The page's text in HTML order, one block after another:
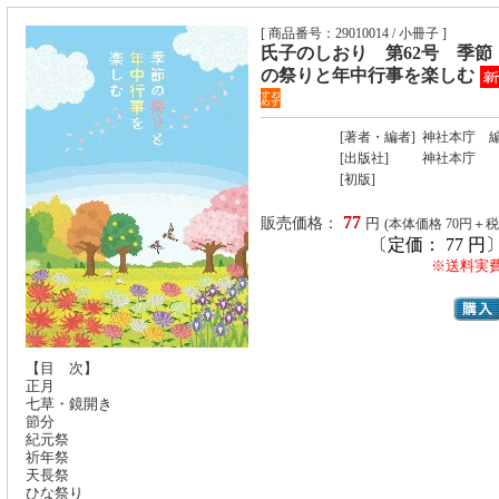
[ 商品番号：29010014 / 小冊子 ]
氏子のしおり 第62号 季節
の祭りと年中行事を楽しむ
[著者・編者] 神社本庁
[出版社]
神社本庁
[初版]
販売価格： 77 円 (本体価格 70円＋
〔定価： 77 円〕
※送料実
【目 次】
正月
七草・鏡開き
節分
紀元祭
祈年祭
天長祭
ひな祭り